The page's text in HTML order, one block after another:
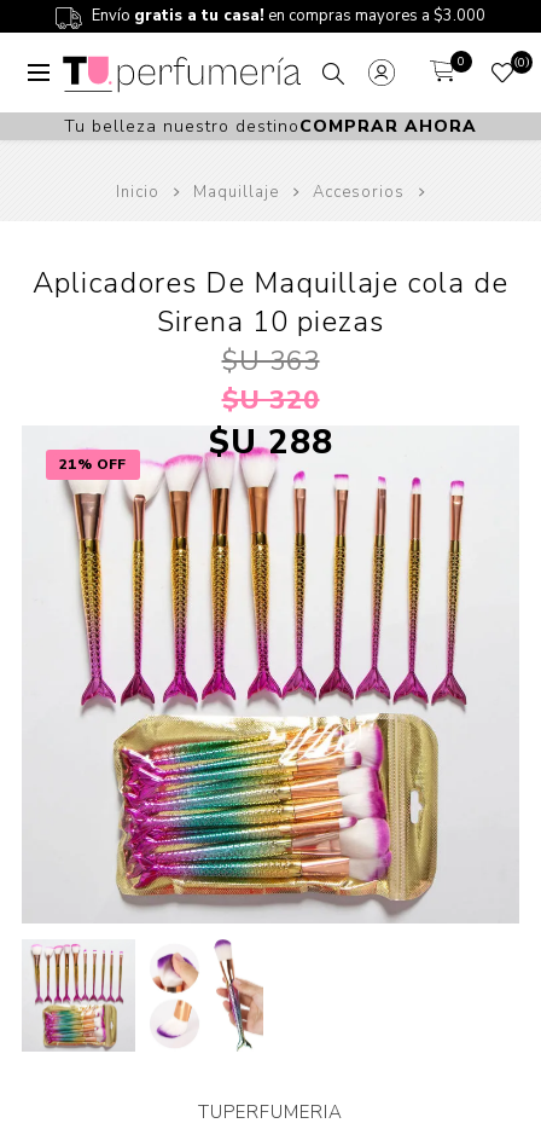
Envío gratis a tu casa! en compras mayores a $3.000
0 0
Tu belleza nuestro destinoCOMPRAR AHORA
Inicio Maquillaje Accesorios
21% OFF
Aplicadores De Maquillaje cola de
Sirena 10 piezas
$U 363
$U 320
$U 288
TUPERFUMERIA